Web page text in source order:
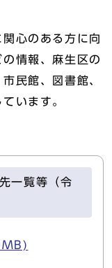
心のある方に向
情報、麻生区の
民館、図書館、
います。
一覧等（令